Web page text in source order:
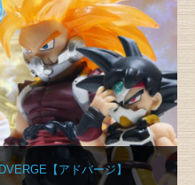
【アドバージ】